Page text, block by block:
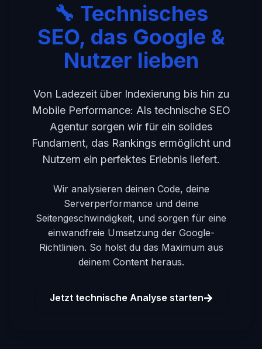
🔧 Technisches
SEO, das Google &
Nutzer lieben
Von Ladezeit über Indexierung bis hin zu
Mobile Performance: Als technische SEO
Agentur sorgen wir für ein solides
Fundament, das Rankings ermöglicht und
Nutzern ein perfektes Erlebnis liefert.
Wir analysieren deinen Code, deine
Serverperformance und deine
Seitengeschwindigkeit, und sorgen für eine
einwandfreie Umsetzung der Google-
Richtlinien. So holst du das Maximum aus
deinem Content heraus.
Jetzt technische Analyse starten